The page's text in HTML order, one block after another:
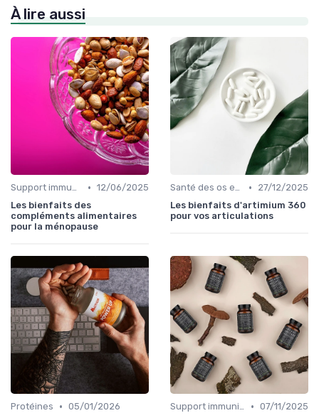
À lire aussi
Support immunitaire • 12/06/2025
Les bienfaits des
compléments alimentaires
pour la ménopause
Santé des os et des articulations •
27/12/2025
Les bienfaits d'artimium 360
pour vos articulations
Protéines • 05/01/2026
Support immunitaire • 07/11/2025